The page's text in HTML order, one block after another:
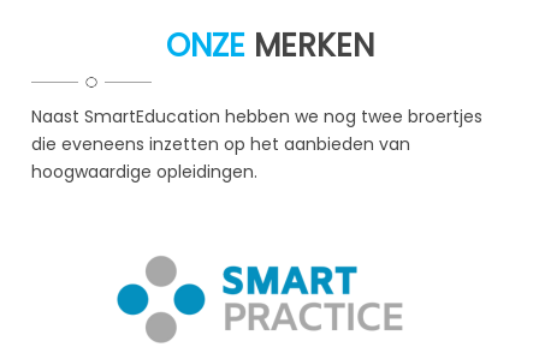
ONZE MERKEN
Naast SmartEducation hebben we nog twee broertjes
die eveneens inzetten op het aanbieden van
hoogwaardige opleidingen.